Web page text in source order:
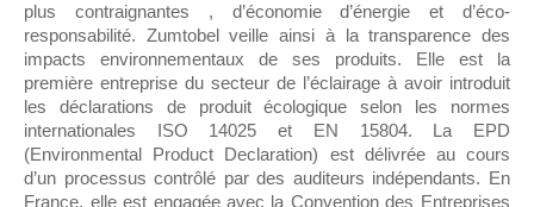
plus contraignantes , d’économie d’énergie et d’éco-
responsabilité. Zumtobel veille ainsi à la transparence des
impacts environnementaux de ses produits. Elle est la
première entreprise du secteur de l’éclairage à avoir introduit
les déclarations de produit écologique selon les normes
internationales ISO 14025 et EN 15804. La EPD
(Environmental Product Declaration) est délivrée au cours
d’un processus contrôlé par des auditeurs indépendants. En
France, elle est engagée avec la Convention des Entreprises